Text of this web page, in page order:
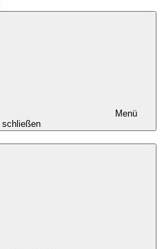
Menü
schließen